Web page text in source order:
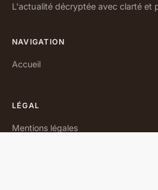
L'actualité décryptée avec clarté et
NAVIGATION
Accueil
LÉGAL
Mentions légales